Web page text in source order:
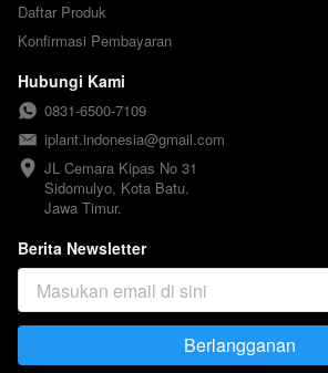
Daftar Produk
Konfirmasi Pembayaran
Hubungi Kami
0831-6500-7109
iplant.indonesia@gmail.com
JL Cemara Kipas No 31
Sidomulyo, Kota Batu.
Jawa Timur.
Berita Newsletter
`Berlangganan